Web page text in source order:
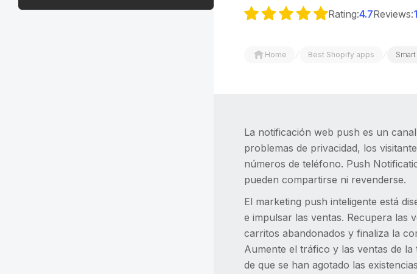
Rating:4.7Reviews:
Home / Best Shopify apps /
La notificación web push es un
problemas de privacidad, los
números de teléfono. Push
pueden compartirse ni revenderse.
El marketing push inteligente está
e impulsar las ventas. Recupera las
carritos abandonados y finaliza la
Aumente el tráfico y las ventas de
de que se han agotado las